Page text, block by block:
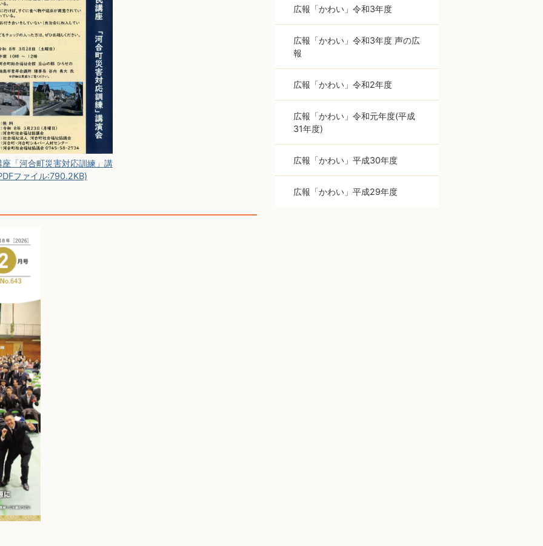
座「河合町災害対応訓練」講
ファイル:790.2KB)
広報「かわい」令和3年度
広報「かわい」令和3年度 声の広
報
広報「かわい」令和2年度
広報「かわい」令和元年度(平成
31年度)
広報「かわい」平成30年度
広報「かわい」平成29年度